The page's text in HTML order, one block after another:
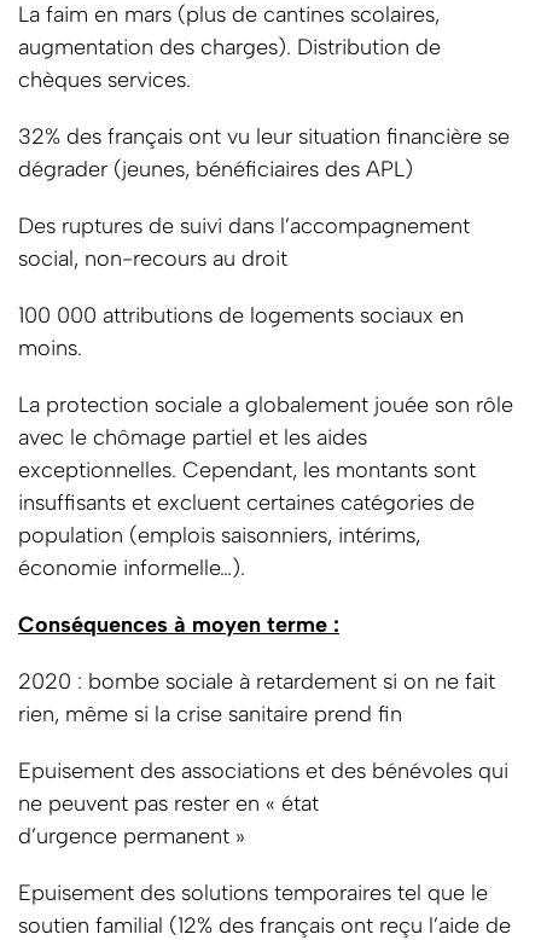
La faim en mars (plus de cantines scolaires,
augmentation des charges). Distribution de
chèques services.
32% des français ont vu leur situation financière se
dégrader (jeunes, bénéficiaires des APL)
Des ruptures de suivi dans l’accompagnement
social, non-recours au droit
100 000 attributions de logements sociaux en
moins.
La protection sociale a globalement jouée son rôle
avec le chômage partiel et les aides
exceptionnelles. Cependant, les montants sont
insuffisants et excluent certaines catégories de
population (emplois saisonniers, intérims,
économie informelle…).
Conséquences à moyen terme :
2020 : bombe sociale à retardement si on ne fait
rien, même si la crise sanitaire prend fin
Epuisement des associations et des bénévoles qui
ne peuvent pas rester en « état
d’urgence permanent »
Epuisement des solutions temporaires tel que le
soutien familial (12% des français ont reçu l’aide de